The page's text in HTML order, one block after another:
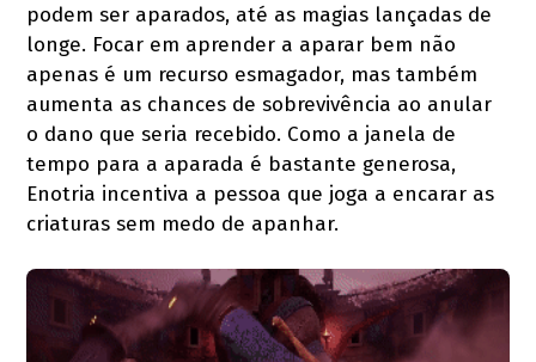
podem ser aparados, até as magias lançadas de
longe. Focar em aprender a aparar bem não
apenas é um recurso esmagador, mas também
aumenta as chances de sobrevivência ao anular
o dano que seria recebido. Como a janela de
tempo para a aparada é bastante generosa,
Enotria incentiva a pessoa que joga a encarar as
criaturas sem medo de apanhar.